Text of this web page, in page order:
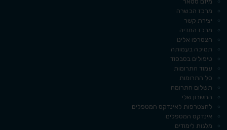
מרכז הכשרה
יצירת קשר
מרכז המדיה
הצטרפו אלינו
תמיכה בעמותה
טיפולים בסבסוד
עמוד התרומות
סל התרומות
תשלום התרומה
החשבון שלי
להצטרפות לאינדקס המטפלים
אינדקס המטפלים
מלגות לימודים